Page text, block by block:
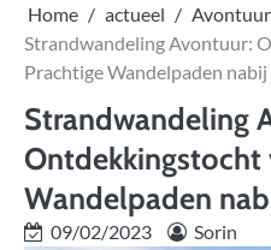
Home actueel
Avontuur
Strandwandeling Avontuur:
Prachtige Wandelpaden nabij
Strandwandeling
Ontdekkingstocht
Wandelpaden
09/02/2023 Sorin